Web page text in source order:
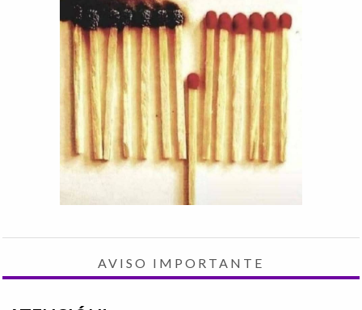
AVISO IMPORTANTE